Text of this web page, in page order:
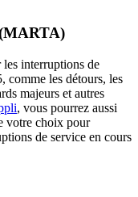
interruptions de
comme les détours, les
majeurs et autres
, vous pourrez aussi
votre choix pour
de service en cours